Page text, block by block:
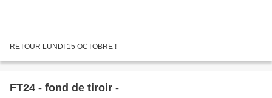
RETOUR LUNDI 15 OCTOBRE !
FT24 - fond de tiroir -